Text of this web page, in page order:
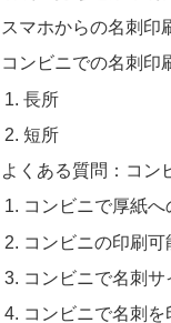
スマホからの名刺印
コンビニでの名刺印
長所
短所
よくある質問：コン
コンビニで厚紙
コンビニの印刷
コンビニで名刺
コンビニで名刺